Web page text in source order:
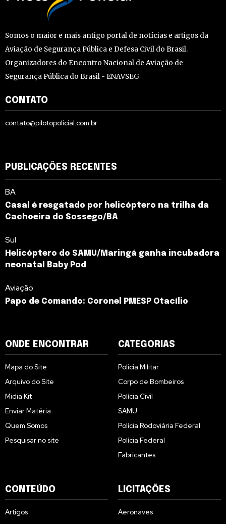
Somos o maior e mais antigo portal de notícias e artigos da
Aviação de Segurança Pública e Defesa Civil do Brasil.
Organizadores do Encontro Nacional de Aviação de
Segurança Pública do Brasil - ENAVSEG
CONTATO
contato@pilotopolicial.com.br
PUBLICAÇÕES RECENTES
BA
Casal é resgatado por helicóptero na trilha da
Cachoeira do Sossego/BA
Sul
Helicóptero do SAMU/Maringá ganha incubadora
neonatal Baby Pod
Aviação
Papo de Comando: Coronel PMESP Otacílio
ONDE ENCONTRAR
Mapa do Site
Arquivo do Site
Midia Kit
Enviar Matéria
Quem Somos
Pesquisar no site
CATEGORIAS
Polícia Militar
Corpo de Bombeiros
Polícia Civil
SAMU
Polícia Rodoviária Federal
Polícia Federal
Fabricantes
CONTEÚDO
Artigos
LICITAÇÕES
Aeronaves